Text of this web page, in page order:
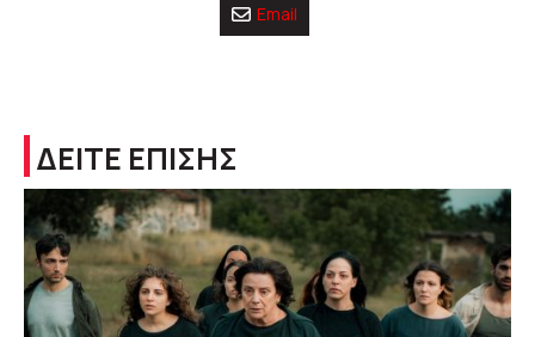
Email
ΔΕΙΤΕ ΕΠΙΣΗΣ